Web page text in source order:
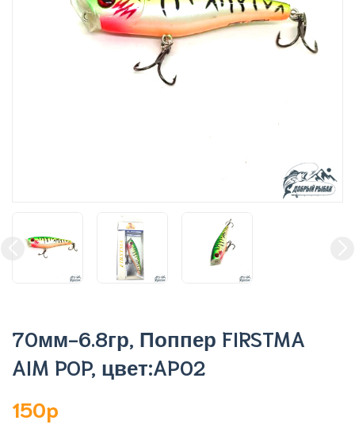
70мм-6.8гр, Поппер FIRSTMA
AIM POP, цвет:AP02
150p